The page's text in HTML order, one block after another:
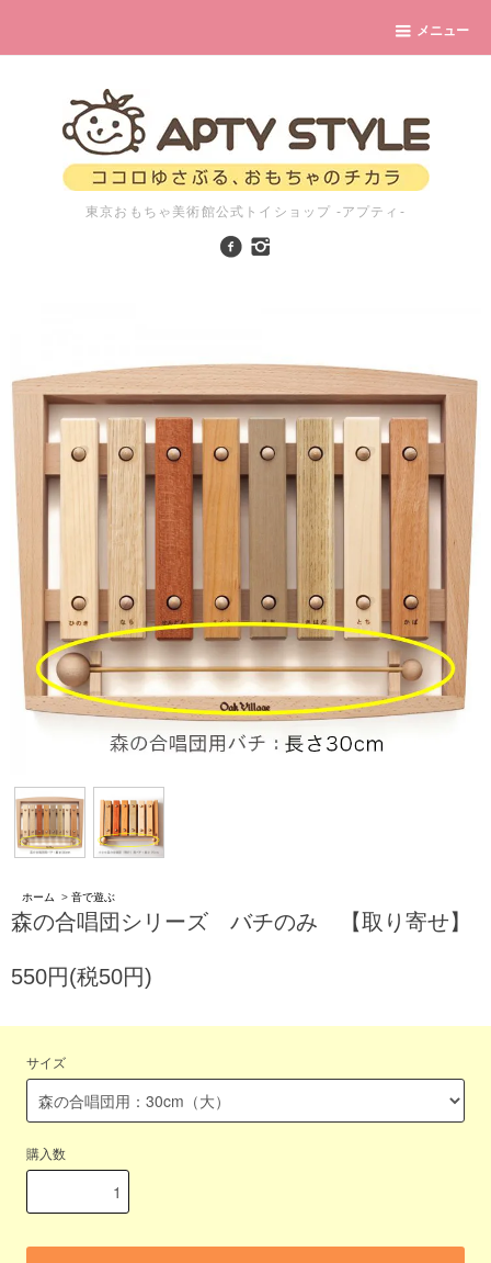
メニュー
東京おもちゃ美術館公式トイショップ -アプティ-
ホーム > 音で遊ぶ
森の合唱団シリーズ バチのみ 【取り寄せ】
550円(税50円)
サイズ
購入数